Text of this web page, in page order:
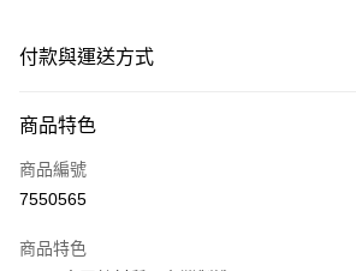
付款與運送方式
信用卡一次付款
LINE Pay
商品特色
商品編號
7550565
商品特色